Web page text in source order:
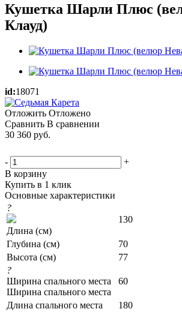
Кушетка Шарли Плюс
Клауд)
id:18071
Отложить Отложено
Сравнить В сравнении
30 360 руб.
-
+
В корзину
Купить в 1 клик
Основные характеристики
?
Длина (см)
130
Глубина (см)
70
Высота (см)
77
?
Ширина спального места
Ширина спального места
60
Длина спального места
180